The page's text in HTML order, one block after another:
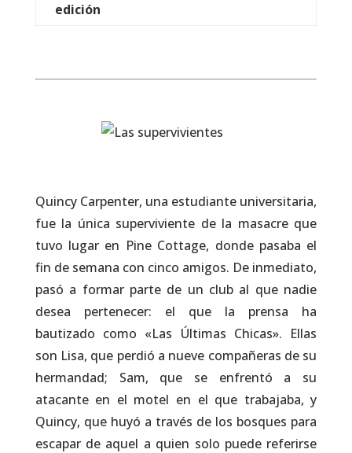
edición
Quincy Carpenter, una estudiante universitaria,
fue la única superviviente de la masacre que
tuvo lugar en Pine Cottage, donde pasaba el
fin de semana con cinco amigos. De inmediato,
pasó a formar parte de un club al que nadie
desea pertenecer: el que la prensa ha
bautizado como «Las Últimas Chicas». Ellas
son Lisa, que perdió a nueve compañeras de su
hermandad; Sam, que se enfrentó a su
atacante en el motel en el que trabajaba, y
Quincy, que huyó a través de los bosques para
escapar de aquel a quien solo puede referirse